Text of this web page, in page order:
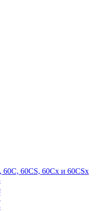
60CS, 60Cx и 60CSx